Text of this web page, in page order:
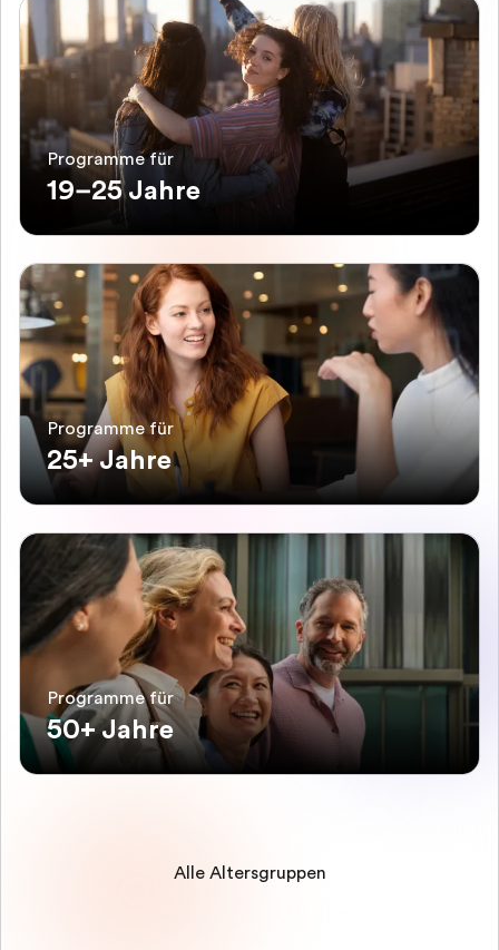
Programme für
19–25 Jahre
Programme für
25+ Jahre
Programme für
50+ Jahre
Alle Altersgruppen